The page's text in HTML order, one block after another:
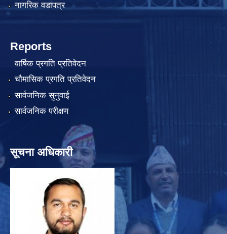
नागरिक वडापत्र
Reports
वार्षिक प्रगति प्रतिवेदन
चौमासिक प्रगति प्रतिवेदन
सार्वजनिक सुनुवाई
सार्वजनिक परीक्षण
सूचना अधिकारी